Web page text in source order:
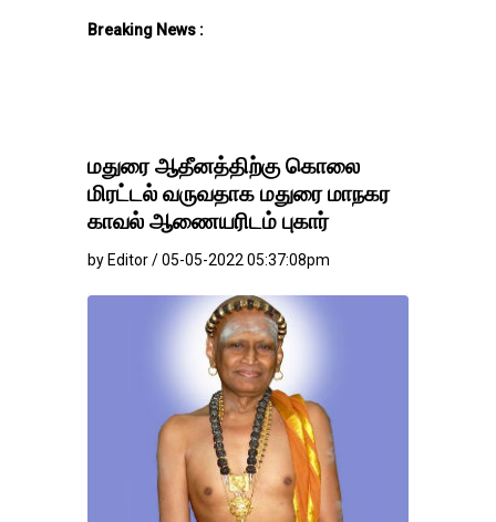
Breaking News :
மதுரை ஆதீனத்திற்கு கொலை
மிரட்டல் வருவதாக மதுரை மாநகர
காவல் ஆணையரிடம் புகார்
by Editor / 05-05-2022 05:37:08pm